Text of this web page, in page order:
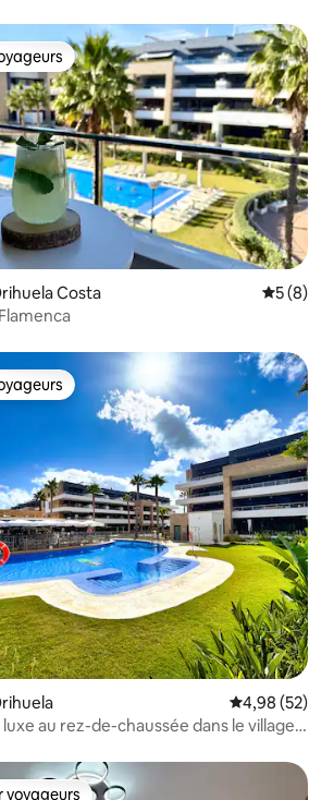
Costa
5 (8)
Évaluation
4,98 (52)
au rez-de-chaussée dans le village